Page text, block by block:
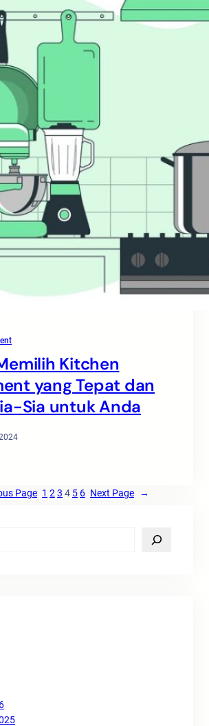
Kitchen
yang Tepat dan
Sia untuk Anda
Page 1 2 3 4 5 6 Next Page →